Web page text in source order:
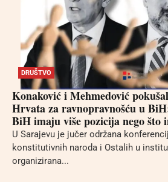
DRUŠTVO
Konaković i Mehmedović
Hrvata za ravnopravnošću u
BiH imaju više pozicija nego što
U Sarajevu je jučer održana
konstitutivnih naroda i Ostalih u
organizirana...